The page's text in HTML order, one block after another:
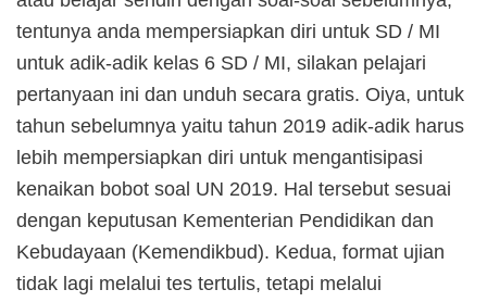
tentunya anda mempersiapkan diri untuk SD / MI
untuk adik-adik kelas 6 SD / MI, silakan pelajari
pertanyaan ini dan unduh secara gratis. Oiya, untuk
tahun sebelumnya yaitu tahun 2019 adik-adik harus
lebih mempersiapkan diri untuk mengantisipasi
kenaikan bobot soal UN 2019. Hal tersebut sesuai
dengan keputusan Kementerian Pendidikan dan
Kebudayaan (Kemendikbud). Kedua, format ujian
tidak lagi melalui tes tertulis, tetapi melalui